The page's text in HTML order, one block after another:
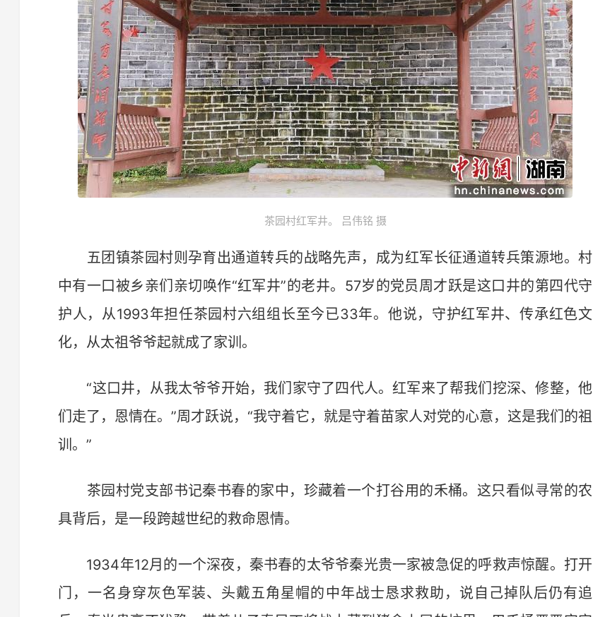
茶园村红军井。 吕伟铭 摄
五团镇茶园村则孕育出通道转兵的战略先声，成为红军长征通道转兵策源地。村
中有一口被乡亲们亲切唤作“红军井”的老井。57岁的党员周才跃是这口井的第四代守
护人，从1993年担任茶园村六组组长至今已33年。他说，守护红军井、传承红色文
化，从太祖爷爷起就成了家训。
“这口井，从我太爷爷开始，我们家守了四代人。红军来了帮我们挖深、修整，他
们走了，恩情在。”周才跃说，“我守着它，就是守着苗家人对党的心意，这是我们的祖
训。”
茶园村党支部书记秦书春的家中，珍藏着一个打谷用的禾桶。这只看似寻常的农
具背后，是一段跨越世纪的救命恩情。
1934年12月的一个深夜，秦书春的太爷爷秦光贵一家被急促的呼救声惊醒。打开
门，一名身穿灰色军装、头戴五角星帽的中年战士恳求救助，说自己掉队后仍有追